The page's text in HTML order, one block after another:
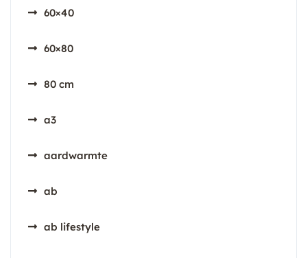
60×40
60×80
80 cm
a3
aardwarmte
ab
ab lifestyle